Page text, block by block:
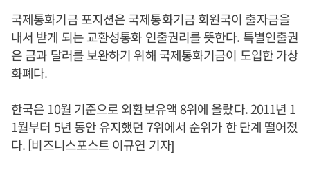
국제통화기금 포지션은 국제통화기금 회원국이 출자금을
내서 받게 되는 교환성통화 인출권리를 뜻한다. 특별인출권
은 금과 달러를 보완하기 위해 국제통화기금이 도입한 가상
화폐다.
한국은 10월 기준으로 외환보유액 8위에 올랐다. 2011년 1
1월부터 5년 동안 유지했던 7위에서 순위가 한 단계 떨어졌
다. [비즈니스포스트 이규연 기자]